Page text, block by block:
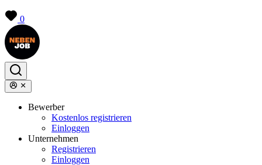
0
Bewerber
Kostenlos registrieren
Einloggen
Unternehmen
Registrieren
Einloggen